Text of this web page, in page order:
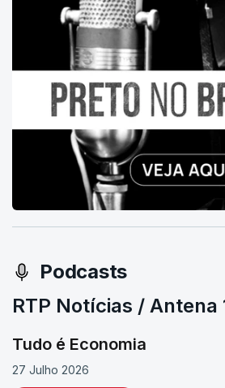
Podcasts
RTP Notícias / Antena
Tudo é Economia
27 Julho 2026